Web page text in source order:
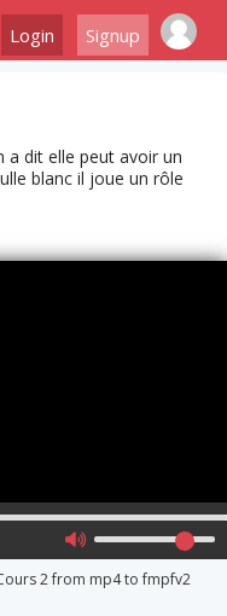
Login Signup
dit elle peut avoir un
blanc il joue un rôle
2 from mp4 to fmpfv2